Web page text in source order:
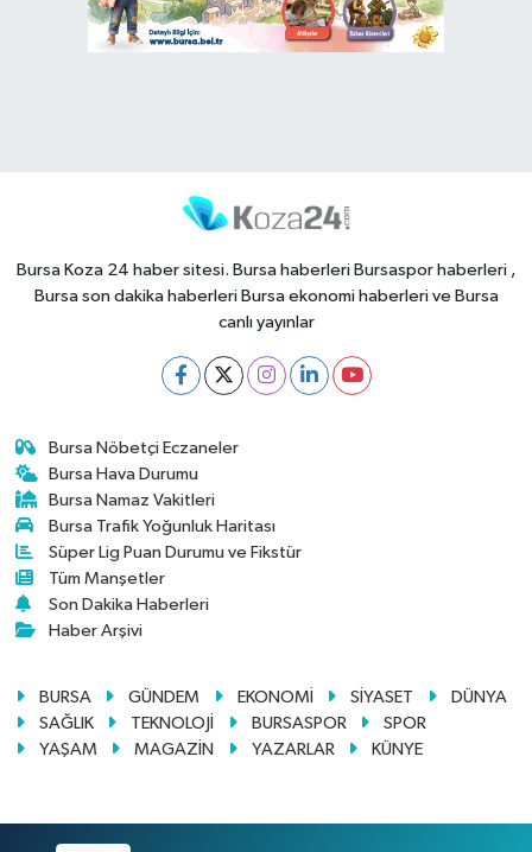
Bursa Koza 24 haber sitesi. Bursa haberleri Bursaspor haberleri ,
Bursa son dakika haberleri Bursa ekonomi haberleri ve Bursa
canlı yayınlar
Bursa Nöbetçi Eczaneler
Bursa Hava Durumu
Bursa Namaz Vakitleri
Bursa Trafik Yoğunluk Haritası
Süper Lig Puan Durumu ve Fikstür
Tüm Manşetler
Son Dakika Haberleri
Haber Arşivi
BURSA GÜNDEM EKONOMİ SİYASET
DÜNYA
SAĞLIK
TEKNOLOJİ BURSASPOR
SPOR
YAŞAM
MAGAZİN YAZARLAR KÜNYE